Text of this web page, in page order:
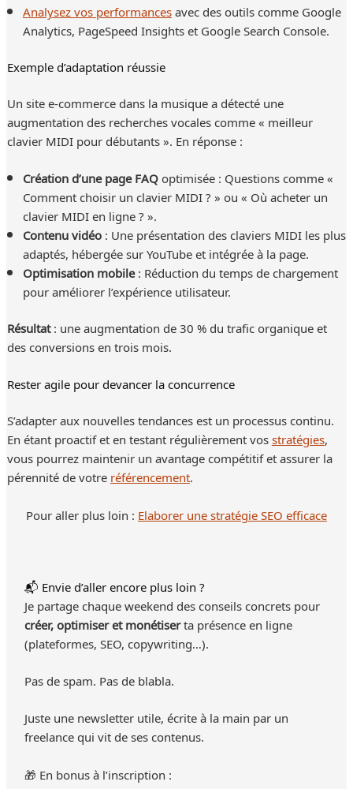
Analysez vos performancesavec des outils comme Google
Analytics, PageSpeed Insights et Google Search Console.
Exemple d’adaptation réussie
Un site e-commerce dans la musique a détecté une
augmentation des recherches vocales comme « meilleur
clavier MIDI pour débutants ». En réponse :
Création d’une page FAQoptimisée : Questions comme «
Comment choisir un clavier MIDI ? » ou « Où acheter un
clavier MIDI en ligne ? ».
Contenu vidéo: Une présentation des claviers MIDI les plus
adaptés, hébergée sur YouTube et intégrée à la page.
Optimisation mobile: Réduction du temps de chargement
pour améliorer l’expérience utilisateur.
Résultat: une augmentation de 30 % du trafic organique et
des conversions en trois mois.
Rester agile pour devancer la concurrence
S’adapter aux nouvelles tendances est un processus continu.
En étant proactif et en testant régulièrement vosstratégies,
vous pourrez maintenir un avantage compétitif et assurer la
pérennité de votreréférencement.
Pour aller plus loin : Elaborer une stratégie SEO efficace
📬 Envie d’aller encore plus loin ?
Je partage chaque weekend des conseils concrets pour
créer, optimiser et monétiserta présence en ligne
(plateformes, SEO, copywriting…).
Pas de spam. Pas de blabla.
Juste une newsletter utile, écrite à la main par un
freelance qui vit de ses contenus.
🎁 En bonus à l’inscription :